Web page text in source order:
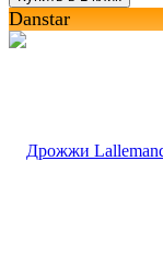
Danstar